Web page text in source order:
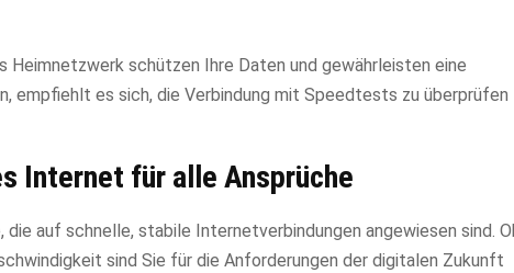
Heimnetzwerk schützen Ihre Daten und gewährleisten eine
empfiehlt es sich, die Verbindung mit Speedtests zu überprüfen
Internet für alle Ansprüche
auf schnelle, stabile Internetverbindungen angewiesen sind.
sind Sie für die Anforderungen der digitalen Zukunft